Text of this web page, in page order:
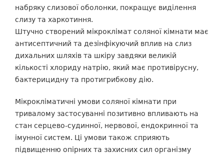
набряку слизової оболонки, покращує виділення
слизу та харкотиння.
Штучно створений мікроклімат соляної кімнати має
антисептичний та дезінфікуючий вплив на слиз
дихальних шляхів та шкіру завдяки великій
кількості хлориду натрію, який має противірусну,
бактерицидну та протигрибкову дію.
Мікрокліматичні умови соляної кімнати при
тривалому застосуванні позитивно впливають на
стан серцево-судинної, нервової, ендокринної та
імунної систем. Ці умови також сприяють
підвищенню опірних та захисних сил організму